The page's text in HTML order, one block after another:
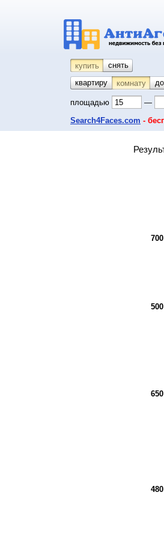
купить снять
квартиру
комнату
площадью —
Search4Faces.com -